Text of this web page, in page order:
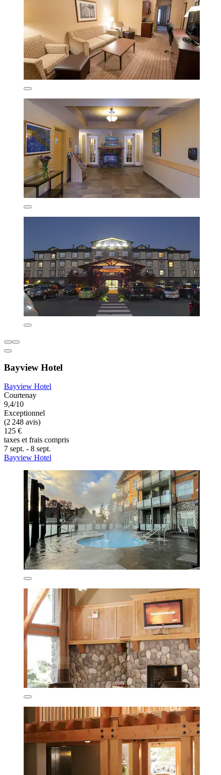
Bayview Hotel
Bayview Hotel
Courtenay
9,4/10
Exceptionnel
(2 248 avis)
125 €
taxes et frais compris
7 sept. - 8 sept.
Bayview Hotel